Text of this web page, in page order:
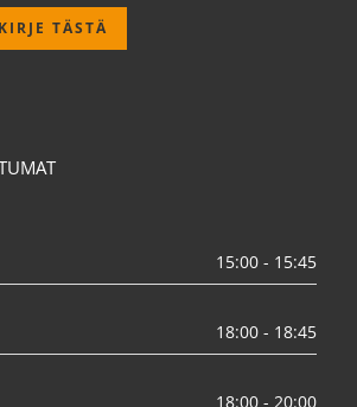
TÄSTÄ
15:00 - 15:45
18:00 - 18:45
18:00 - 20:00